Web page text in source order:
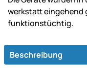
werk­statt ein­gehend
funk­tions­tüch­tig.
Beschreibung